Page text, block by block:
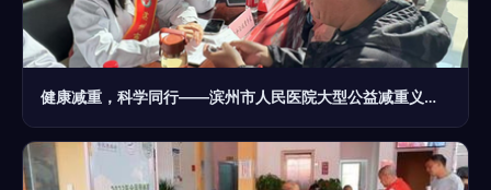
健康减重，科学同行——滨州市人民医院大型公益减重义诊活动圆满举行